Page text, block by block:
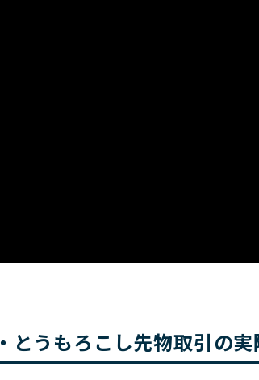
とうもろこし先物取引の実